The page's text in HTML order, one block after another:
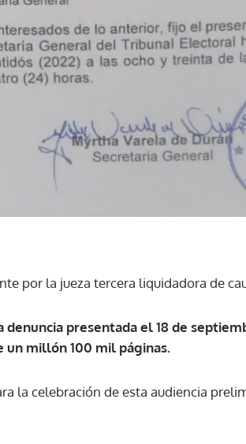
por la jueza tercera liquidadora de
denuncia presentada el 18 de
un millón 100 mil páginas.
la celebración de esta audiencia